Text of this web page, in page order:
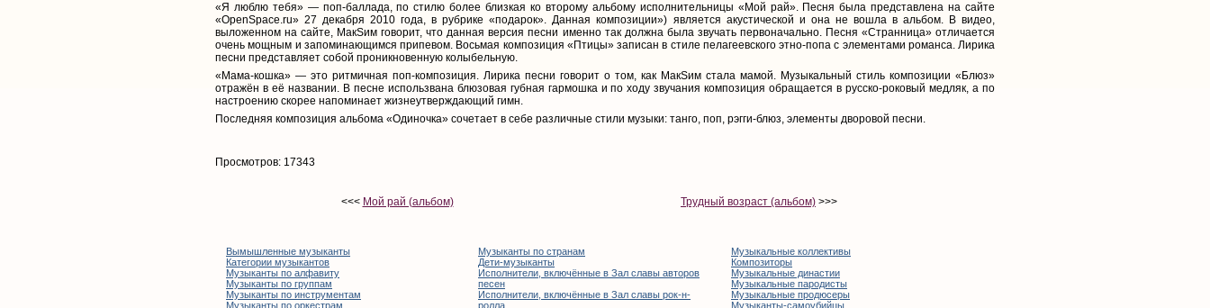
«Я люблю тебя» — поп-баллада, по стилю более близкая ко второму альбому исполнительницы «Мой рай». Песня была представлена на сайте
«OpenSpace.ru» 27 декабря 2010 года, в рубрике «подарок». Данная композиции») является акустической и она не вошла в альбом. В видео,
выложенном на сайте, МакSим говорит, что данная версия песни именно так должна была звучать первоначально. Песня «Странница» отличается
очень мощным и запоминающимся припевом. Восьмая композиция «Птицы» записан в стиле пелагеевского этно-попа с элементами романса. Лирика
песни представляет собой проникновенную колыбельную.
«Мама-кошка» — это ритмичная поп-композиция. Лирика песни говорит о том, как МакSим стала мамой. Музыкальный стиль композиции «Блюз»
отражён в её названии. В песне использвана блюзовая губная гармошка и по ходу звучания композиция обращается в русско-роковый медляк, а по
настроению скорее напоминает жизнеутверждающий гимн.
Последняя композиция альбома «Одиночка» сочетает в себе различные стили музыки: танго, поп, рэгги-блюз, элементы дворовой песни.
Просмотров: 17343
<<< Мой рай (альбом) Трудный возраст (альбом) >>>
Вымышленные музыканты
Категории музыкантов
Музыканты по алфавиту
Музыканты по группам
Музыканты по инструментам
Музыканты по оркестрам
Музыканты по странам
Дети-музыканты
Исполнители, включённые в Зал славы авторов
песен
Исполнители, включённые в Зал славы рок-н-
ролла
Музыкальные коллективы
Композиторы
Музыкальные династии
Музыкальные пародисты
Музыкальные продюсеры
Музыканты-самоубийцы